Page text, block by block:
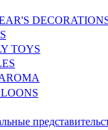
TOYS